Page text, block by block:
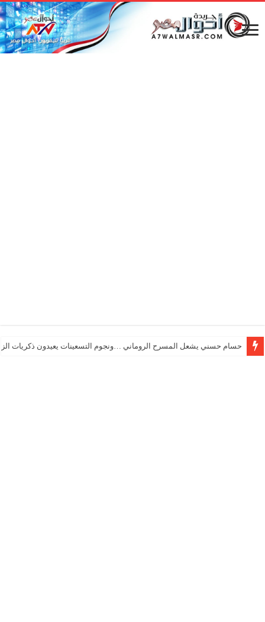
حسام حسني يشعل المسرح الروماني …ونجوم التسعينات يعيدون ذكريات